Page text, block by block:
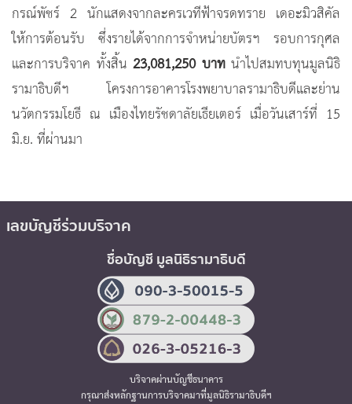
กรณ์พัชร์ 2 นักแสดงจากละครเวทีฟ้าจรดทราย เดอะมิวสิคัล
ให้การต้อนรับ ซึ่งรายได้จากการจำหน่ายบัตรฯ รอบการกุศล
และการบริจาค ทั้งสิ้น 23,081,250 บาทนำไปสมทบทุนมูลนิธิ
รามาธิบดีฯ โครงการอาคารโรงพยาบาลรามาธิบดีและย่าน
นวัตกรรมโยธี ณ เมืองไทยรัชดาลัยเธียเตอร์ เมื่อวันเสาร์ที่ 15
มิ.ย. ที่ผ่านมา
เลขบัญชีร่วมบริจาค
ชื่อบัญชี มูลนิธิรามาธิบดี
บริจาคผ่านบัญชีธนาคาร
กรุณาส่งหลักฐานการบริจาคมาที่มูลนิธิรามาธิบดีฯ